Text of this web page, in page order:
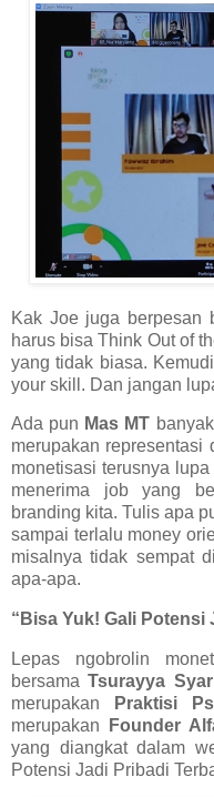
Kak Joe juga berpesan
harus bisa Think Out of
yang tidak biasa.
your skill. Dan jangan
Ada pun Mas MT banyak
merupakan representasi
monetisasi terusnya
menerima job yang
branding kita. Tulis apa
sampai terlalu money
misalnya tidak sempat
apa-apa.
“Bisa Yuk! Gali Potensi
Lepas ngobrolin
bersamaTsurayya
merupakan
Praktisi
merupakan
Founder
yang diangkat dalam
Potensi Jadi Pribadi